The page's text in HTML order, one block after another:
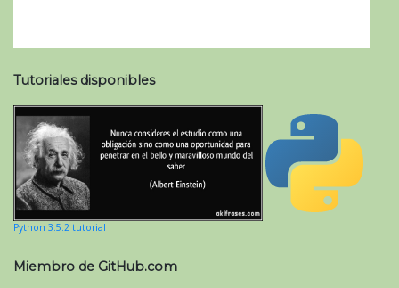
Tutoriales disponibles
Python 3.5.2 tutorial
Miembro de GitHub.com